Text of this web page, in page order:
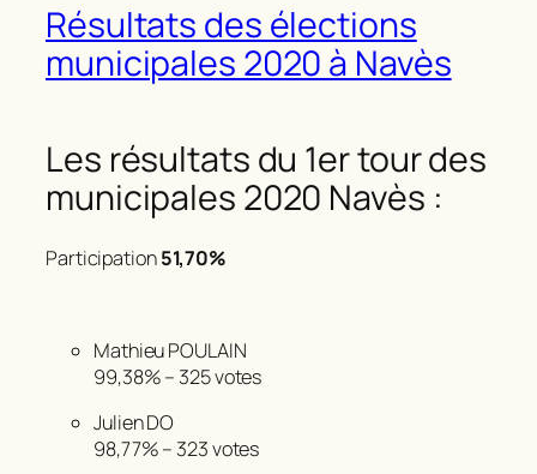
Résultats des élections
municipales 2020 à Navès
Les résultats du 1er tour des
municipales 2020 Navès :
Participation51,70%
Mathieu POULAIN
99,38%– 325 votes
Julien DO
98,77%– 323 votes